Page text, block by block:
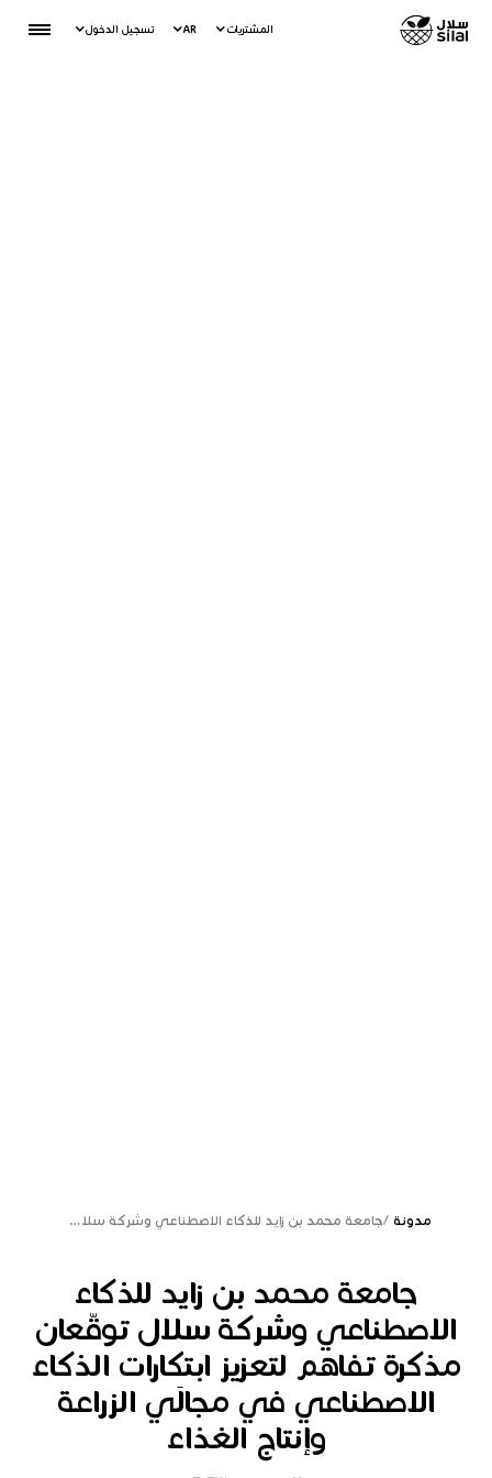
المشتريات AR تسجيل الدخول
مدونة / جامعة محمد بن زايد للذكاء الاصطناعي وشركة سلال توقّعان مذكرة تفاهم لتعزيز ابتكارات الذكاء الاصطناعي في مجالَي الزراعة وإنتاج الغذاء
جامعة محمد بن زايد للذكاء
الاصطناعي وشركة سلال توقّعان
مذكرة تفاهم لتعزيز ابتكارات الذكاء
الاصطناعي في مجالَي الزراعة
وإنتاج الغذاء